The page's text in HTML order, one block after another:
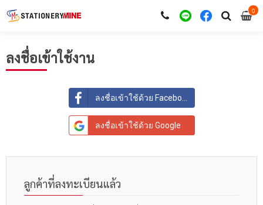
00
ลงชื่อเข้าใช้งาน
ลงชื่อเข้าใช้ด้วย Facebook
ลงชื่อเข้าใช้ด้วย Google
ลูกค้าที่ลงทะเบียนแล้ว